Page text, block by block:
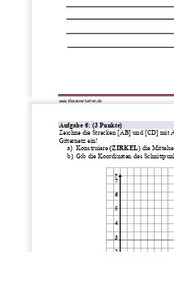
www.Klassenarbeiten.de
Aufgabe 6: (3 Punkte)
Zeichne die Strecken [AB] und [CD] mit
Gitternetz ein!
a) Konstruiere (ZIRKEL) die
b) Gib die Koordinaten des
y
7
6
5
4
3
2